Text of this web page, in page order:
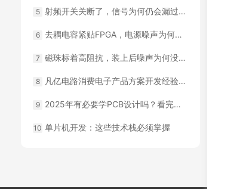
5 射频开关关断了，信号为何仍会漏过去？
6 去耦电容紧贴FPGA，电源噪声为何仍超标？
7 磁珠标着高阻抗，装上后噪声为何没降？
8 凡亿电路消费电子产品方案开发经验：智能硬件实战案例
9 2025年有必要学PCB设计吗？看完你就有答案了！
10 单片机开发：这些技术栈必须掌握